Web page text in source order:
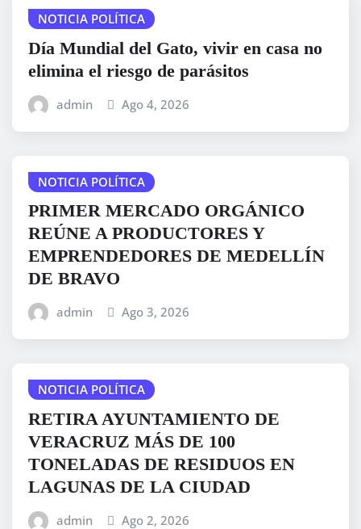
NOTICIA POLÍTICA
Día Mundial del Gato, vivir en casa no
elimina el riesgo de parásitos
admin Ago 4, 2026
NOTICIA POLÍTICA
PRIMER MERCADO ORGÁNICO
REÚNE A PRODUCTORES Y
EMPRENDEDORES DE MEDELLÍN
DE BRAVO
admin Ago 3, 2026
NOTICIA POLÍTICA
RETIRA AYUNTAMIENTO DE
VERACRUZ MÁS DE 100
TONELADAS DE RESIDUOS EN
LAGUNAS DE LA CIUDAD
admin Ago 2, 2026